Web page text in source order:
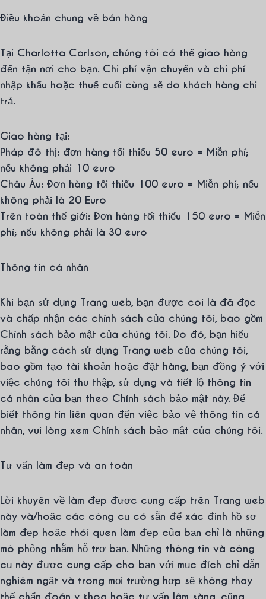
Điều khoản chung về bán hàng
Tại Charlotta Carlson, chúng tôi có thể giao hàng
đến tận nơi cho bạn. Chi phí vận chuyển và chi phí
nhập khẩu hoặc thuế cuối cùng sẽ do khách hàng chi
trả.
Giao hàng tại:
Pháp đô thị: đơn hàng tối thiểu 50 euro = Miễn phí;
nếu không phải 10 euro
Châu Âu: Đơn hàng tối thiểu 100 euro = Miễn phí; nếu
không phải là 20 Euro
Trên toàn thế giới: Đơn hàng tối thiểu 150 euro = Miễn
phí; nếu không phải là 30 euro
Thông tin cá nhân
Khi bạn sử dụng Trang web, bạn được coi là đã đọc
và chấp nhận các chính sách của chúng tôi, bao gồm
Chính sách bảo mật của chúng tôi. Do đó, bạn hiểu
rằng bằng cách sử dụng Trang web của chúng tôi,
bao gồm tạo tài khoản hoặc đặt hàng, bạn đồng ý với
việc chúng tôi thu thập, sử dụng và tiết lộ thông tin
cá nhân của bạn theo Chính sách bảo mật này. Để
biết thông tin liên quan đến việc bảo vệ thông tin cá
nhân, vui lòng xem Chính sách bảo mật của chúng tôi.
Tư vấn làm đẹp và an toàn
Lời khuyên về làm đẹp được cung cấp trên Trang web
này và/hoặc các công cụ có sẵn để xác định hồ sơ
làm đẹp hoặc thói quen làm đẹp của bạn chỉ là những
mô phỏng nhằm hỗ trợ bạn. Những thông tin và công
cụ này được cung cấp cho bạn với mục đích chỉ dẫn
nghiêm ngặt và trong mọi trường hợp sẽ không thay